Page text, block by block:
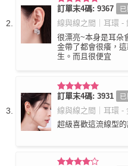
評分5滿
分 5
訂單末4碼: 9367
線與線之間｜耳環 -
很漂亮~本身是耳朵
金帶了都會很癢，
生。而且很便宜
評分5滿
分 5
訂單末4碼: 3931
線與線之間｜耳環 -
超級喜歡這流線型